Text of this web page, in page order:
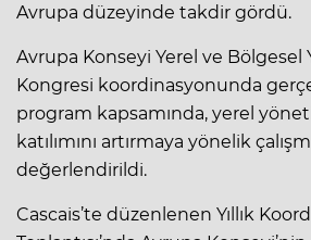
Avrupa düzeyinde takdir gördü.
Avrupa Konseyi Yerel ve Bölgesel
Kongresi koordinasyonunda
program kapsamında, yerel
katılımını artırmaya yönelik
değerlendirildi.
Cascais’te düzenlenen Yıllık